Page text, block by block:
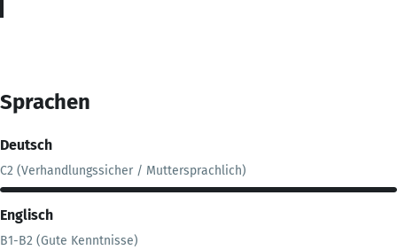
Sprachen
Deutsch
C2 (Verhandlungssicher / Muttersprachlich)
Englisch
B1-B2 (Gute Kenntnisse)